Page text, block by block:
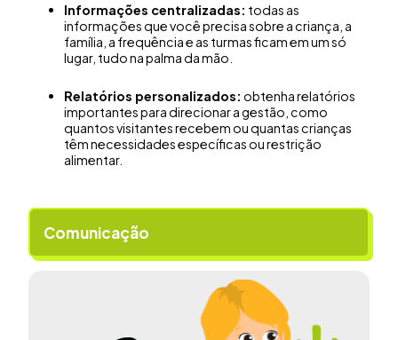
Informações centralizadas: todas as
informações que você precisa sobre a criança, a
família, a frequência e as turmas ficam em um só
lugar, tudo na palma da mão.
Relatórios personalizados: obtenha relatórios
importantes para direcionar a gestão, como
quantos visitantes recebem ou quantas crianças
têm necessidades específicas ou restrição
alimentar.
Comunicação